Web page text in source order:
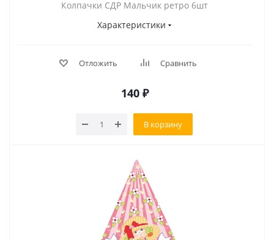
Колпачки СДР Мальчик ретро 6шт
Характеристики
Отложить Сравнить
140 ₽
В корзину